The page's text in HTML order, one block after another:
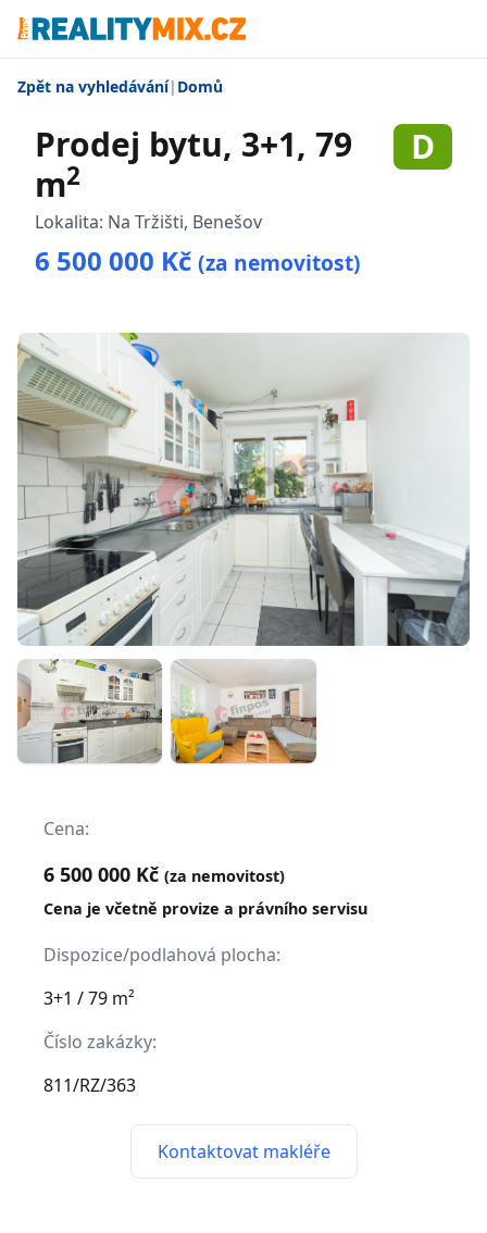
Zpět na vyhledávání| Domů
Prodej bytu, 3+1, 79
m2
D
Lokalita: Na Tržišti, Benešov
6 500 000 Kč (za nemovitost)
Cena:
6 500 000 Kč (za nemovitost)
Cena je včetně provize a právního servisu
Dispozice/podlahová plocha:
3+1 / 79 m²
Číslo zakázky:
811/RZ/363
Kontaktovat makléře